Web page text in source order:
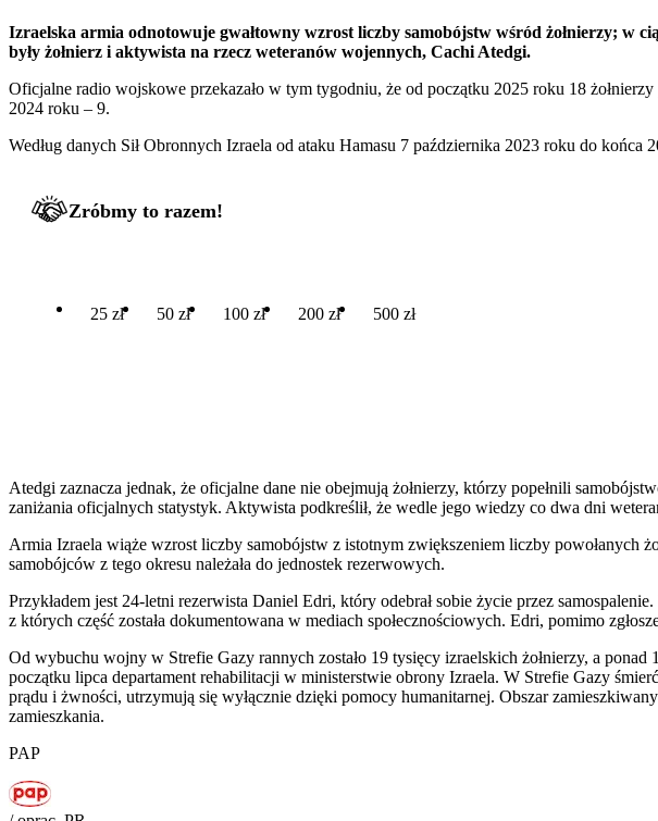
Izraelska armia odnotowuje gwałtowny wzrost liczby samobójstw wśród żołnierzy;
były żołnierz i aktywista na rzecz weteranów wojennych, Cachi Atedgi.
Oficjalne radio wojskowe przekazało w tym tygodniu, że od początku 2025 roku 18
2024 roku – 9.
Według danych Sił Obronnych Izraela od ataku Hamasu 7 października 2023 roku do
Zróbmy to razem!
25 zł 50 zł 100 zł 200 zł 500 zł
Atedgi zaznacza jednak, że oficjalne dane nie obejmują żołnierzy, którzy popełnili
zaniżania oficjalnych statystyk. Aktywista podkreślił, że wedle jego wiedzy co dwa dni
Armia Izraela wiąże wzrost liczby samobójstw z istotnym zwiększeniem liczby powołanych
samobójców z tego okresu należała do jednostek rezerwowych.
Przykładem jest 24-letni rezerwista Daniel Edri, który odebrał sobie życie przez
z których część została dokumentowana w mediach społecznościowych. Edri, pomimo
Od wybuchu wojny w Strefie Gazy rannych zostało 19 tysięcy izraelskich żołnierzy, a
początku lipca departament rehabilitacji w ministerstwie obrony Izraela. W Strefie Gazy
prądu i żwności, utrzymują się wyłącznie dzięki pomocy humanitarnej. Obszar
zamieszkania.
PAP